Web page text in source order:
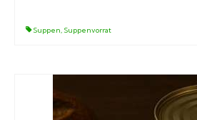
Suppen, Suppenvorrat